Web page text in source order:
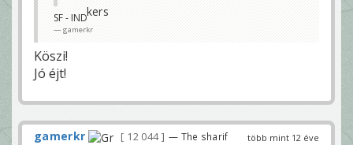
SF - IND
gamerkr
Köszi!
Jó éjt!
több mint 12 éve
gamerkr 12 044
— The sharif